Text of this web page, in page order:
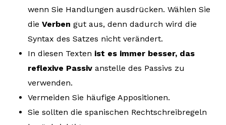
wenn Sie Handlungen ausdrücken. Wählen Sie
die Verben gut aus, denn dadurch wird die
Syntax des Satzes nicht verändert.
In diesen Texten ist es immer besser, das
reflexive Passiv anstelle des Passivs zu
verwenden.
Vermeiden Sie häufige Appositionen.
Sie sollten die spanischen Rechtschreibregeln